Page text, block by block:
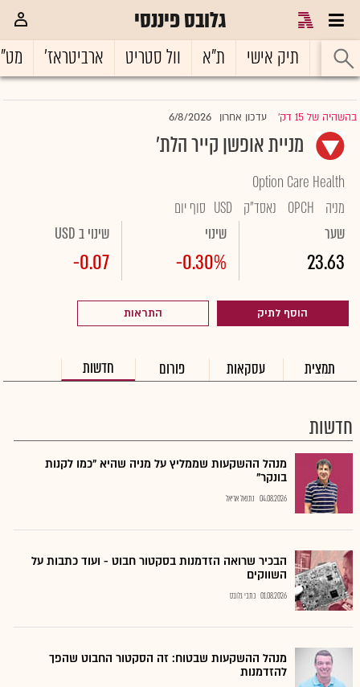
גלובס פיננסי
ראשי תיק אישי ת"א וול סטריט ארביטראז'
בהשהיה של 15 דק' |עדכון אחרון 6/8/2026
מניית אופשן קייר הלת'
Option Care Health
מניה
OPCH נאסד"ק USD סוף יום
שער
23.63
שינוי
-0.30%
שינוי ב USD
-0.07
הוסף לתיק התראות
תמצית עסקאות פורום חדשות
חדשות
מנהל ההשקעות שממליץ על מניה שהיא "כמו לקנות
בונקר"
04.08.2026 נתנאל אריאל
הבכיר שרואה הזדמנות בסקטור חבוט - ועוד כתבות על
השווקים
01.08.2026 כתבי גלובס
מנהל ההשקעות שבטוח: זה הסקטור החבוט שהפך
להזדמנות